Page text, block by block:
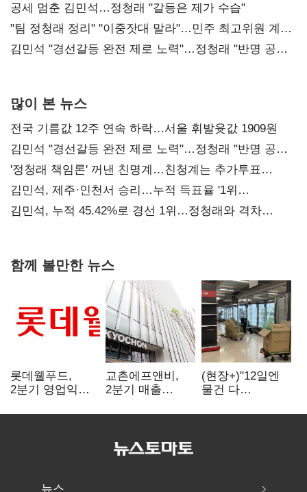
공세 멈춘 김민석…정청래 "갈등은 제가 수습"
"팀 정청래 정리" "이중잣대 말라"…민주 최고위원 계파
다툼 격화
김민석 "경선갈등 완전 제로 노력"…정청래 "반명 공세
많이 본 뉴스
전국 기름값 12주 연속 하락…서울 휘발윳값 1909원
김민석 "경선갈등 완전 제로 노력"…정청래 "반명 공세
사과부터"
'정청래 책임론' 꺼낸 친명계…친청계는 추가투표
때리기
김민석, 제주·인천서 승리…누적 득표율 '1위
탈환'(종합)
김민석, 누적 45.42%로 경선 1위…정청래와 격차
함께 볼만한 뉴스
롯데웰푸드,
2분기 영업익
사업이 실적 견인
교촌에프앤비,
2분기 매출
전년보다 4.9%↑
(현장+)"12일엔
물건 다
매대 채우며 문
뉴스